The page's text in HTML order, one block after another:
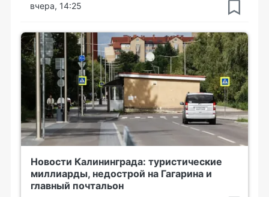
вчера, 14:25
Новости Калининграда: туристические
миллиарды, недострой на Гагарина и
главный почтальон